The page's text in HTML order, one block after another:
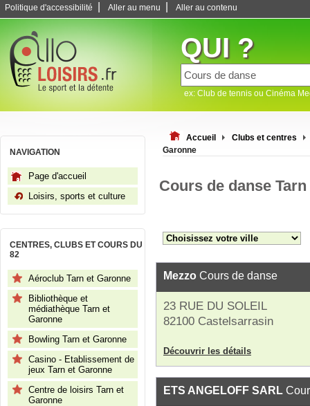
Politique d'accessibilité Aller au menu Aller au contenu
QUI ?
ex: Club de tennis ou Cinéma
NAVIGATION
Page d'accueil
Loisirs, sports et culture
CENTRES, CLUBS ET COURS DU
82
Aéroclub Tarn et Garonne
Bibliothèque et
médiathèque Tarn et
Garonne
Bowling Tarn et Garonne
Casino - Etablissement de
jeux Tarn et Garonne
Centre de loisirs Tarn et
Garonne
Accueil
Clubs et centres
Garonne
Cours de danse
Mezzo Cours de danse
23 RUE DU SOLEIL
82100 Castelsarrasin
Découvrir les détails
ETS ANGELOFF SARL